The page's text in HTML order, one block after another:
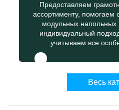
Предоставляем
ассортименту, помогаем
модульных напольных
индивидуальный
учитываем все
Весь